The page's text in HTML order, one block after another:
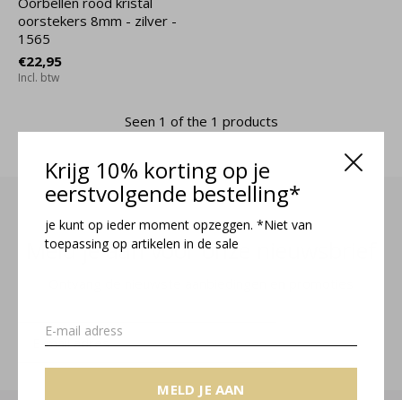
Krijg 10% korting op je
eerstvolgende bestelling*
je kunt op ieder moment opzeggen. *Niet van
toepassing op artikelen in de sale
MELD JE AAN
oorstekers 8mm - zilver -
1565
€22,95
Incl. btw
Seen 1 of the 1 products
Meld je aan voor onze nieuwsbrief
MELD JE AAN